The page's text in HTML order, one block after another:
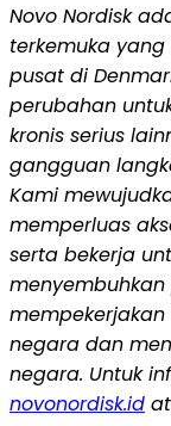
Novo Nordisk
terkemuka yang
pusat di
perubahan
kronis serius
gangguan
Kami
memperluas
serta bekerja
menyembuhkan
mempekerjakan
negara dan
negara. Untuk
novonordisk.id